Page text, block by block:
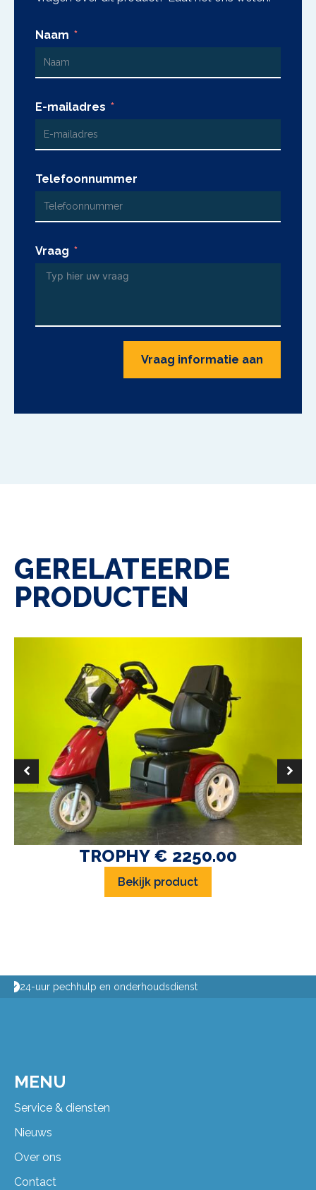
Naam
E-mailadres
Telefoonnummer
Vraag
Vraag informatie aan
GERELATEERDE
PRODUCTEN
TROPHY € 2250.00
Bekijk product
Passing aan huis
MENU
Service & diensten
Nieuws
Over ons
Contact